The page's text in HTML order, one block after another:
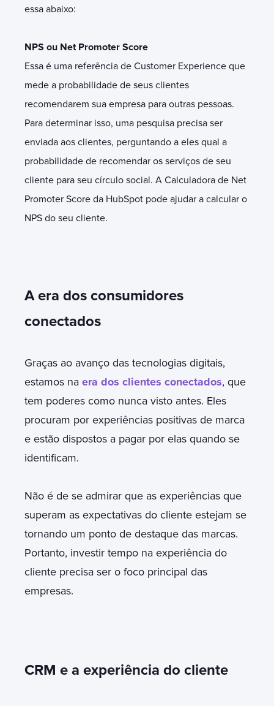
essa abaixo:
NPS ou Net Promoter Score
Essa é uma referência de Customer Experience que
mede a probabilidade de seus clientes
recomendarem sua empresa para outras pessoas.
Para determinar isso, uma pesquisa precisa ser
enviada aos clientes, perguntando a eles qual a
probabilidade de recomendar os serviços de seu
cliente para seu círculo social. A Calculadora de Net
Promoter Score da HubSpot pode ajudar a calcular o
NPS do seu cliente.
A era dos consumidores
conectados
Graças ao avanço das tecnologias digitais,
estamos na era dos clientes conectados, que
tem poderes como nunca visto antes. Eles
procuram por experiências positivas de marca
e estão dispostos a pagar por elas quando se
identificam.
Não é de se admirar que as experiências que
superam as expectativas do cliente estejam se
tornando um ponto de destaque das marcas.
Portanto, investir tempo na experiência do
cliente precisa ser o foco principal das
empresas.
CRM e a experiência do cliente